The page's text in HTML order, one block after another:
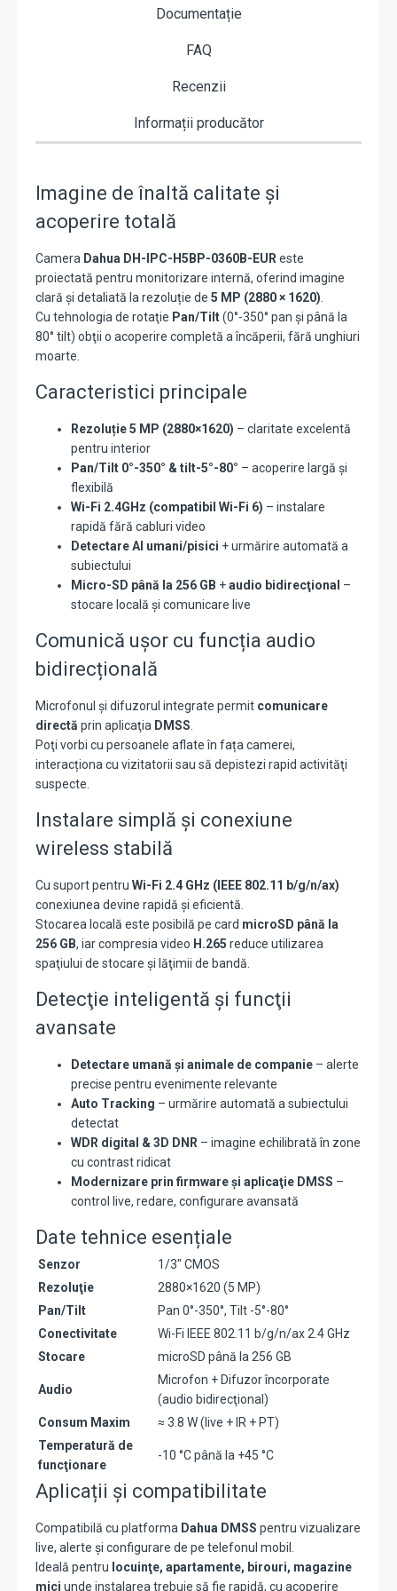
Documentație
FAQ
Recenzii
Informații producător
Imagine de înaltă calitate și
acoperire totală
Camera Dahua DH-IPC-H5BP-0360B-EUReste
proiectată pentru monitorizare internă, oferind imagine
clară și detaliată la rezoluție de 5 MP (2880 × 1620).
Cu tehnologia de rotaţie Pan/Tilt(0°-350° pan și până la
80° tilt) obţii o acoperire completă a încăperii, fără unghiuri
moarte.
Caracteristici principale
Rezoluție 5 MP (2880×1620) – claritate excelentă
pentru interior
Pan/Tilt 0°-350° & tilt-5°-80° – acoperire largă și
flexibilă
Wi-Fi 2.4GHz (compatibil Wi-Fi 6) – instalare
rapidă fără cabluri video
Detectare AI umani/pisici + urmărire automată a
subiectului
Micro-SD până la 256 GB +audio bidirecţional –
stocare locală și comunicare live
Comunică ușor cu funcția audio
bidirecțională
Microfonul și difuzorul integrate permit comunicare
directă prin aplicaţia DMSS.
Poţi vorbi cu persoanele aflate în fața camerei,
interacționa cu vizitatorii sau să depistezi rapid activităţi
suspecte.
Instalare simplă și conexiune
wireless stabilă
Cu suport pentru Wi-Fi 2.4 GHz (IEEE 802.11 b/g/n/ax)
conexiunea devine rapidă și eficientă.
Stocarea locală este posibilă pe card microSD până la
256 GB, iar compresia video H.265 reduce utilizarea
spaţiului de stocare și lăţimii de bandă.
Detecţie inteligentă și funcţii
avansate
Detectare umană și animale de companie – alerte
precise pentru evenimente relevante
Auto Tracking – urmărire automată a subiectului
detectat
WDR digital & 3D DNR – imagine echilibrată în zone
cu contrast ridicat
Modernizare prin firmware și aplicaţie DMSS –
control live, redare, configurare avansată
Date tehnice esențiale
Senzor
1/3″ CMOS
Rezoluţie
2880×1620 (5 MP)
Pan/Tilt
Pan 0°-350°, Tilt -5°-80°
Conectivitate
Wi-Fi IEEE 802.11 b/g/n/ax 2.4 GHz
Stocare
microSD până la 256 GB
Audio
Microfon + Difuzor încorporate
(audio bidirecţional)
Consum Maxim
≈ 3.8 W (live + IR + PT)
Temperatură de
funcţionare
-10 °C până la +45 °C
Aplicații și compatibilitate
Compatibilă cu platforma Dahua DMSS pentru vizualizare
live, alerte și configurare de pe telefonul mobil.
Ideală pentru locuinţe, apartamente, birouri, magazine
mici unde instalarea trebuie să fie rapidă, cu acoperire